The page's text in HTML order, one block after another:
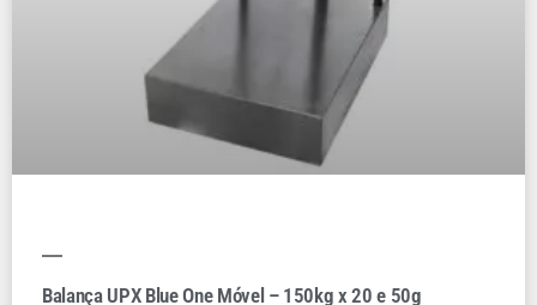
Balança UPX Blue One Móvel – 150kg x 20 e 50g